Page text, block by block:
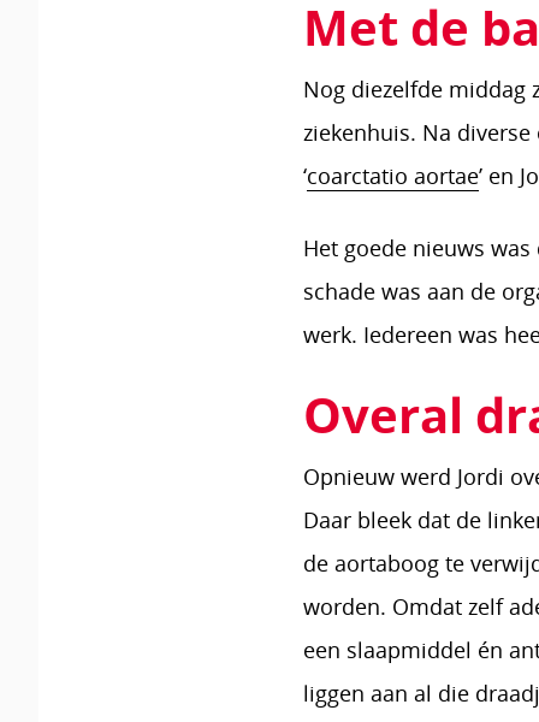
Met de
Nog diezelfde middag
ziekenhuis. Na
‘coarctatio aortae’ en
Het goede nieuws
schade was aan de
werk. Iedereen was
Overal
Opnieuw werd Jordi
Daar bleek dat de
de aortaboog te
worden. Omdat zelf
een slaapmiddel én
liggen aan al die